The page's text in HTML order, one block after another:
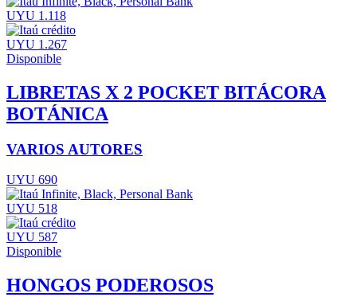
UYU 1.118
UYU 1.267
Disponible
LIBRETAS X 2 POCKET BITÁCORA
BOTÁNICA
VARIOS AUTORES
UYU 690
UYU 518
UYU 587
Disponible
HONGOS PODEROSOS